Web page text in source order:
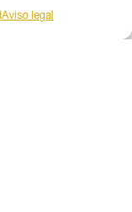
Aviso legal